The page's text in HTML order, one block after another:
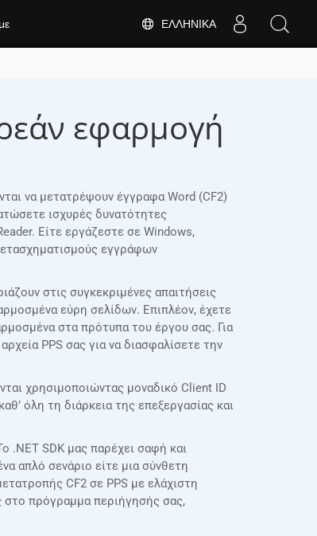
ΕΛΛΗΝΙΚΆ
εφαρμογή
να μετατρέψουν έγγραφα Word (CF2)
ισχυρές δυνατότητες
Είτε εργάζεστε σε Windows,
εγγράφων
στις συγκεκριμένες απαιτήσεις
εύρη σελίδων. Επιπλέον, έχετε
στα πρότυπα του έργου σας. Για
PPS σας για να διασφαλίσετε την
χρησιμοποιώντας μοναδικό Client ID
όλη τη διάρκεια της επεξεργασίας και
.NET SDK μας παρέχει σαφή και
απλό σενάριο είτε μια σύνθετη
CF2 σε PPS με ελάχιστη
στο πρόγραμμα περιήγησής σας,